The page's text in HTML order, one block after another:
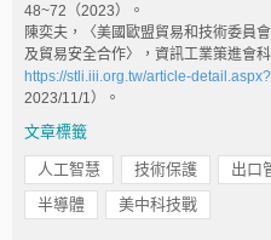
48~72（2023）。
陳奕夫，〈美國歐盟貿易和技術委員
及貿易安全合作〉，資訊工業策進會
https://stli.iii.org.tw/article-
2023/11/1）。
文章標籤
人工智慧 技術保護 出口
半導體
美中科技戰